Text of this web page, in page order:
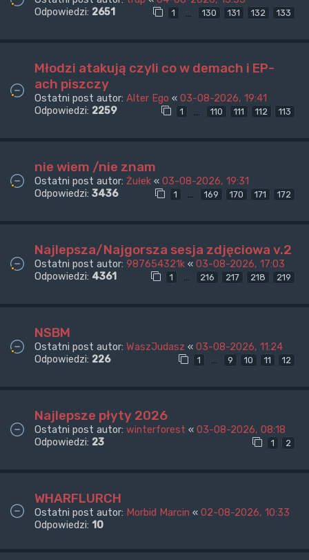
Odpowiedzi: 2651 1 … 130 131 132 133
Młodzi atakują czyli co w demach i EP-
ach piszczy
Ostatni post autor: Alter Ego « 03-08-2026, 19:41
Odpowiedzi: 2259 1 110 111 112 113
nie wiem /nie znam
Ostatni post autor: Żułek « 03-08-2026, 19:31
Odpowiedzi: 3436 1 … 169 170 171 172
Najlepsza/Najgorsza sesja zdjęciowa v.2
Ostatni post autor: 987654321k « 03-08-2026, 17:03
Odpowiedzi: 4361 1 … 216 217 218 219
NSBM
Ostatni post autor: WaszJudasz « 03-08-2026, 11:24
Odpowiedzi: 226 1 … 9 10 11 12
Najlepsze płyty 2026
Ostatni post autor: winterforest « 03-08-2026, 08:18
Odpowiedzi: 23 1 2
WHARFLURCH
Ostatni post autor: Morbid Marcin « 02-08-2026, 10:33
Odpowiedzi: 10